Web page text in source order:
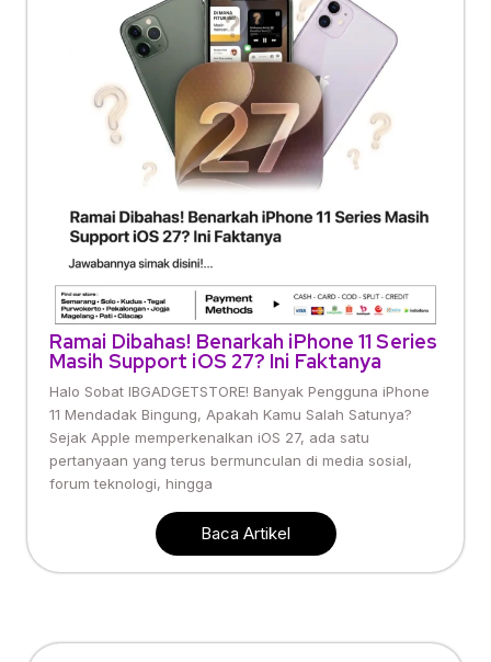
Ramai Dibahas! Benarkah iPhone 11 Series
Masih Support iOS 27? Ini Faktanya
Halo Sobat IBGADGETSTORE! Banyak Pengguna iPhone
11 Mendadak Bingung, Apakah Kamu Salah Satunya?
Sejak Apple memperkenalkan iOS 27, ada satu
pertanyaan yang terus bermunculan di media sosial,
forum teknologi, hingga
Baca Artikel